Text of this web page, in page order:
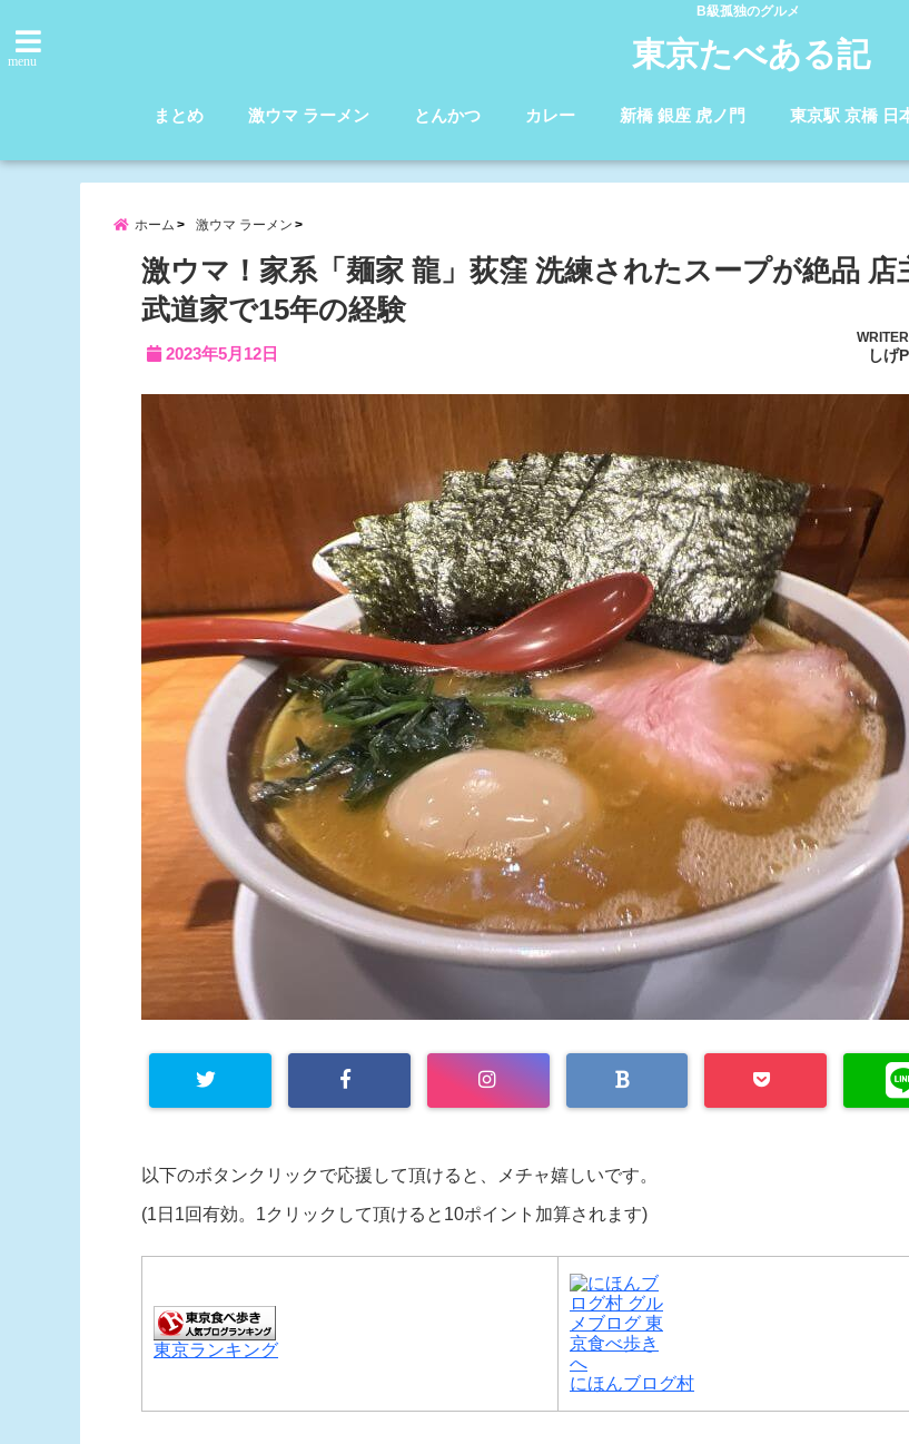
B級孤独のグルメ
menu 東京たべある記
まとめ 激ウマ ラーメン とんかつ カレー 新橋 銀座 虎ノ門 東京駅 京橋 日
ホーム 激ウマ ラーメン
激ウマ！家系「麺家 龍」荻窪 洗練されたスープが絶品 店
武道家で15年の経験
2023年5月12日
WRITER
しげP
以下のボタンクリックで応援して頂けると、メチャ嬉しいです。
(1日1回有効。1クリックして頂けると10ポイント加算されます)
東京ランキング
にほんブログ村